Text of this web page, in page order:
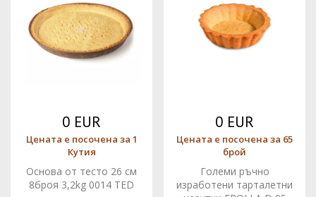
0 EUR
Цената е посочена за 1
Кутия
Основа от тесто 26 см
8броя 3,2kg 0014 TED
0 EUR
Цената е посочена за 65
брой
Големи ръчно
изработени тарталетни